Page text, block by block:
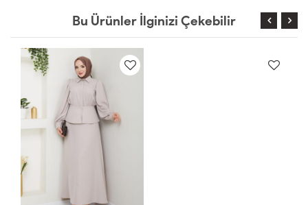
Bu Ürünler İlginizi Çekebilir